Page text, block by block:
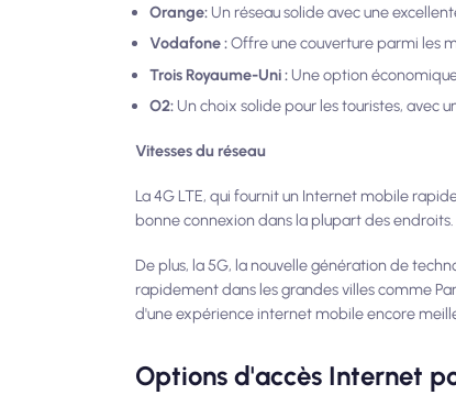
Orange: Un réseau solide avec une
Vodafone :Offre une couverture parmi les
Trois Royaume-Uni : Une option
O2: Un choix solide pour les touristes, avec
Vitesses du réseau
La 4G LTE, qui fournit un Internet mobile
bonne connexion dans la plupart des endroits.
De plus, la 5G, la nouvelle génération de
rapidement dans les grandes villes comme
d'une expérience internet mobile encore
Options d'accès Internet